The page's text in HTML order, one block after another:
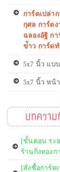
การ์ดเปล่า
กุศล การ์ด
ฉลองอัฐิ ก
ข่้าว การ์ด
5x7 นิ้ว แบ
5x7 นิ้ว หน้
บทควา
[ขั้นตอน ระ
ร้านกิ่งทองก
[สั่งซื้อการ์ด